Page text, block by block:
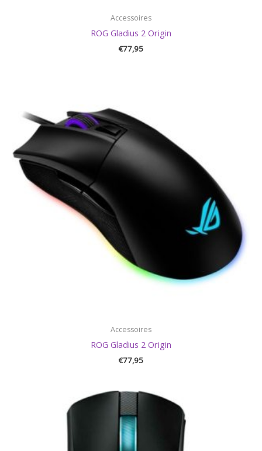
Accessoires
ROG Gladius 2 Origin
€77,95
Accessoires
ROG Gladius 2 Origin
€77,95